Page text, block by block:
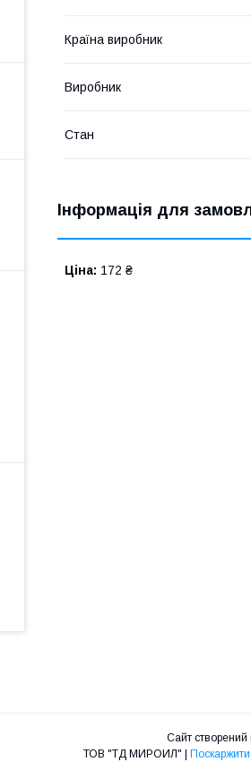
Країна виробник
Виробник
Стан
Інформація для
Ціна: 172 ₴
Сайт створений